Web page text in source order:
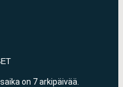
on 7 arkipäivää.